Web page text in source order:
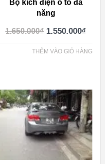
Bộ kích điện ô tô đa
năng
1.650.000₫ 1.550.000₫
THÊM VÀO GIỎ HÀNG